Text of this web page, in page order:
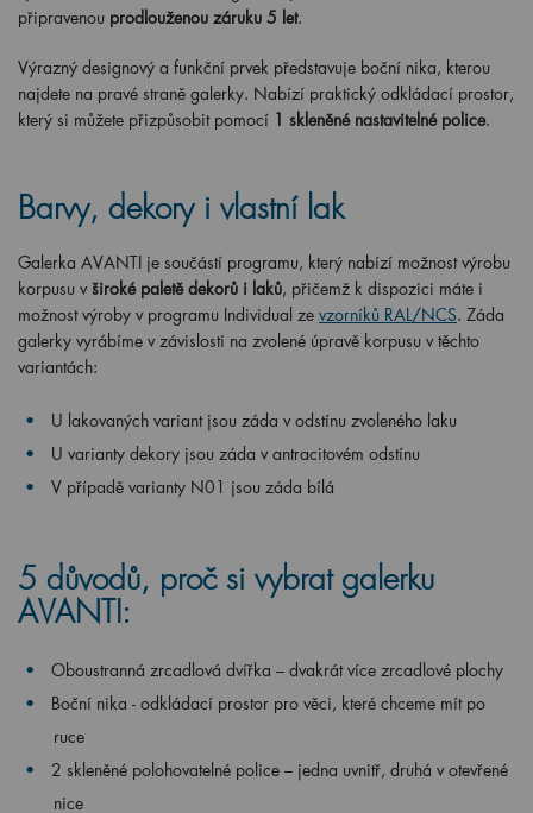
připravenou prodlouženou záruku 5 let.
Výrazný designový a funkční prvek představuje boční nika, kterou
najdete na pravé straně galerky. Nabízí praktický odkládací prostor,
který si můžete přizpůsobit pomocí 1 skleněné nastavitelné police.
Barvy, dekory i vlastní lak
Galerka AVANTI je součástí programu, který nabízí možnost výrobu
korpusu v široké paletě dekorů i laků, přičemž k dispozici máte i
možnost výroby v programu Individual ze vzorníků RAL/NCS. Záda
galerky vyrábíme v závislosti na zvolené úpravě korpusu v těchto
variantách:
U lakovaných variant jsou záda v odstínu zvoleného laku
U varianty dekory jsou záda v antracitovém odstínu
V případě varianty N01 jsou záda bílá
5 důvodů, proč si vybrat galerku
AVANTI:
Oboustranná zrcadlová dvířka – dvakrát více zrcadlové plochy
Boční nika - odkládací prostor pro věci, které chceme mít po
ruce
2 skleněné polohovatelné police – jedna uvnitř, druhá v otevřené
nice